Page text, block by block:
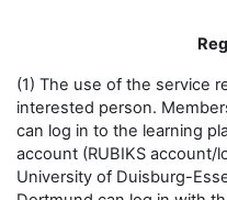
(1) The use of the service
interested person.
can log in to the learning
account (RUBIKS account/
University of Duisburg-